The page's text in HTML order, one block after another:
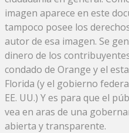
imagen aparece en este
tampoco posee los
autor de esa imagen. Se
dinero de los
condado de Orange y el
Florida (y el gobierno
EE. UU.) Y es para que el
vea en aras de una
abierta y transparente.